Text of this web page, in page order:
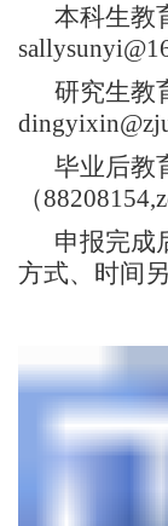
本科生教
研究生教
毕业后教
（
申报完成
方式、时间